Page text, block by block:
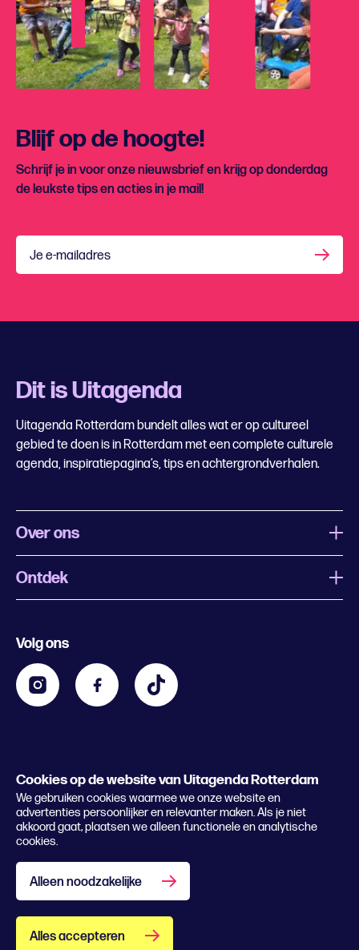
Cookies op de website van Uitagenda Rotterdam
We gebruiken cookies waarmee we onze website en
advertenties persoonlijker en relevanter maken. Als je niet
akkoord gaat, plaatsen we alleen functionele en analytische
cookies.
Alleen noodzakelijke
Alles accepteren
Blijf op de hoogte!
Schrijf je in voor onze nieuwsbrief en krijg op donderdag
de leukste tips en acties in je mail!
Je e-mailadres
Dit is Uitagenda
Uitagenda Rotterdam bundelt alles wat er op cultureel
gebied te doen is in Rotterdam met een complete culturele
agenda, inspiratiepagina’s, tips en achtergrondverhalen.
Over ons
Wat is Uitagenda Rotterdam
Contact
Zakelijk
Lees het magazine
Ontdek
Kids
Volg ons
© 2026 Rotterdam Festivals